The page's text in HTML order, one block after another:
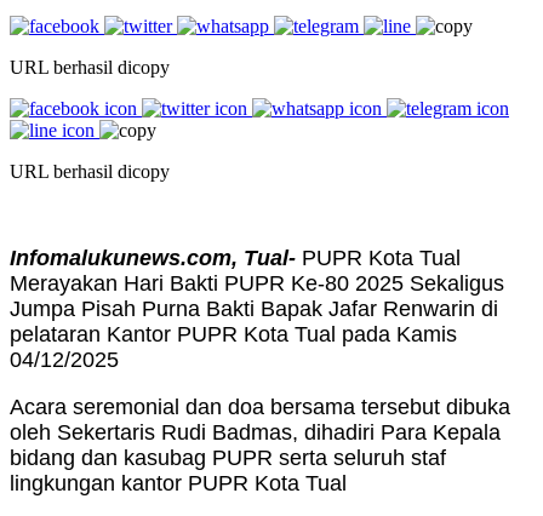
URL berhasil dicopy
URL berhasil dicopy
Infomalukunews.com, Tual- PUPR Kota Tual
Merayakan Hari Bakti PUPR Ke-80 2025 Sekaligus
Jumpa Pisah Purna Bakti Bapak Jafar Renwarin di
pelataran Kantor PUPR Kota Tual pada Kamis
04/12/2025
Acara seremonial dan doa bersama tersebut dibuka
oleh Sekertaris Rudi Badmas, dihadiri Para Kepala
bidang dan kasubag PUPR serta seluruh staf
lingkungan kantor PUPR Kota Tual